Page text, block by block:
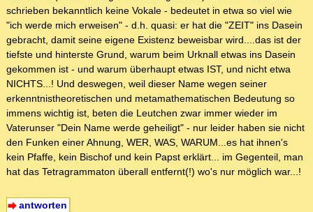
schrieben bekanntlich keine Vokale - bedeutet in etwa so viel wie
"ich werde mich erweisen" - d.h. quasi: er hat die "ZEIT" ins Dasein
gebracht, damit seine eigene Existenz beweisbar wird....das ist der
tiefste und hinterste Grund, warum beim Urknall etwas ins Dasein
gekommen ist - und warum überhaupt etwas IST, und nicht etwa
NICHTS...! Und deswegen, weil dieser Name wegen seiner
erkenntnistheoretischen und metamathematischen Bedeutung so
immens wichtig ist, beten die Leutchen zwar immer wieder im
Vaterunser "Dein Name werde geheiligt" - nur leider haben sie nicht
den Funken einer Ahnung, WER, WAS, WARUM...es hat ihnen's
kein Pfaffe, kein Bischof und kein Papst erklärt... im Gegenteil, man
hat das Tetragrammaton überall entfernt(!) wo's nur möglich war...!
antworten